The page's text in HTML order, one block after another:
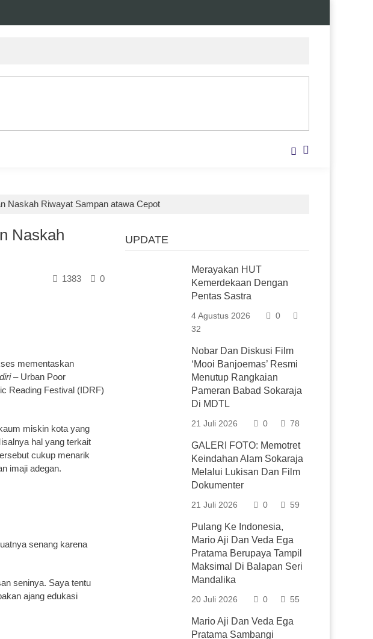
Naskah Riwayat Sampan atawa Cepot
Naskah
0
1383
mementaskan
– Urban Poor
Reading Festival (IDRF)
miskin kota yang
hal yang terkait
cukup menarik
imaji adegan.
senang karena
seninya. Saya tentu
ajang edukasi
UPDATE
Merayakan HUT
Kemerdekaan Dengan
Pentas Sastra
4 Agustus 2026
0
32
Nobar Dan Diskusi Film
‘Mooi Banjoemas’ Resmi
Menutup Rangkaian
Pameran Babad Sokaraja
Di MDTL
21 Juli 2026 0 78
GALERI FOTO: Memotret
Keindahan Alam Sokaraja
Melalui Lukisan Dan Film
Dokumenter
21 Juli 2026 0 59
Pulang Ke Indonesia,
Mario Aji Dan Veda Ega
Pratama Berupaya Tampil
Maksimal Di Balapan Seri
Mandalika
20 Juli 2026 0 55
Mario Aji Dan Veda Ega
Pratama Sambangi